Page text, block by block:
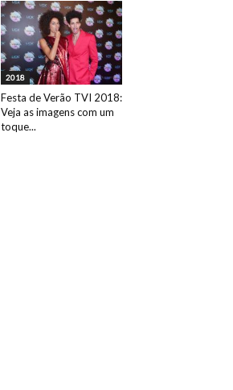
2018
Festa de Verão TVI 2018:
Veja as imagens com um
toque...